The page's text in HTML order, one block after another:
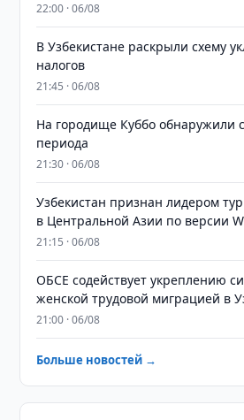
22:00 · 06/08
В Узбекистане раскрыли схему
налогов
21:45 · 06/08
На городище Куббо обнаружили
периода
21:30 · 06/08
Узбекистан признан лидером
в Центральной Азии по версии
21:15 · 06/08
ОБСЕ содействует укреплению
женской трудовой миграцией в
21:00 · 06/08
Больше новостей →